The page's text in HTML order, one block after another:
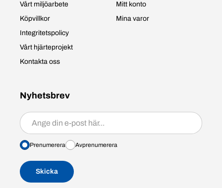
Vårt miljöarbete
Köpvillkor
Integritetspolicy
Vårt hjärteprojekt
Kontakta oss
Mitt konto
Mina varor
Nyhetsbrev
Prenumerera/avprenumerera
Prenumerera Avprenumerera
Skicka